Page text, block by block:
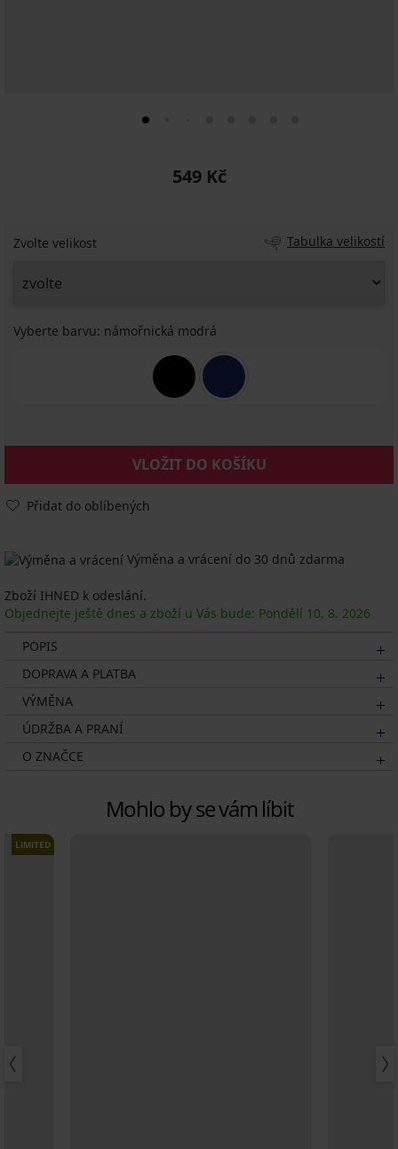
549 Kč
Zvolte velikost Tabulka velikostí
Vyberte barvu: námořnická modrá
VLOŽIT DO KOŠÍKU
Přidat do oblíbených
Výměna a vrácení do 30 dnů zdarma
Zboží IHNED k odeslání.
Objednejte ještě dnes a zboží u Vás bude: Pondělí 10. 8. 2026
POPIS
DOPRAVA A PLATBA
VÝMĚNA
ÚDRŽBA A PRANÍ
O ZNAČCE
Mohlo by se vám líbit
LIMITED